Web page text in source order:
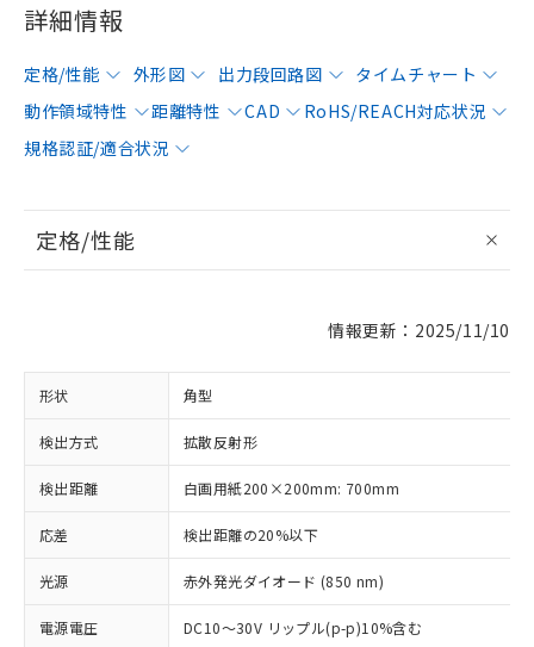
詳細情報
定格/性能 外形図 出力段回路図
タイムチャート
動作領域特性
距離特性 CAD
RoHS/REACH対応状況
規格認証/適合状況
定格/性能
情報更新：2025/11/10
形状 角型
検出方式 拡散反射形
検出距離 白画用紙200×200mm: 700mm
応差 検出距離の20%以下
光源 赤外発光ダイオード (850 nm)
電源電圧 DC10～30V リップル(p-p)10%含む